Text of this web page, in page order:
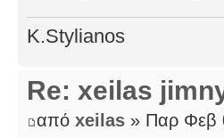
K.Stylianos
Re: xeilas
από xeilas » Παρ Φεβ